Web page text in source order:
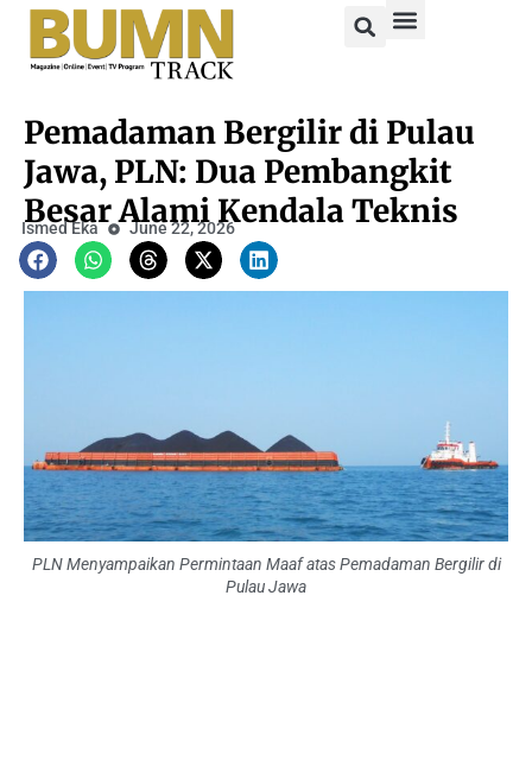
Pemadaman Bergilir di Pulau
Jawa, PLN: Dua Pembangkit
Besar Alami Kendala Teknis
Ismed Eka June 22, 2026
PLN Menyampaikan Permintaan Maaf atas Pemadaman Bergilir di
Pulau Jawa